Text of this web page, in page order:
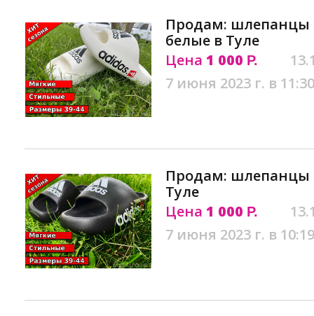
Продам: шлепанцы
белые в Туле
Цена 1 000 Р.
7 июня 2023 г. в 11:30
Продам: шлепанцы
Туле
Цена 1 000 Р.
7 июня 2023 г. в 10:19